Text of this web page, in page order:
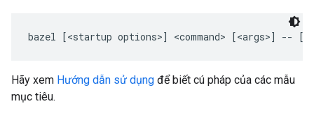
Hãy xem Hướng dẫn sử dụng để biết cú pháp của các mẫu
mục tiêu.